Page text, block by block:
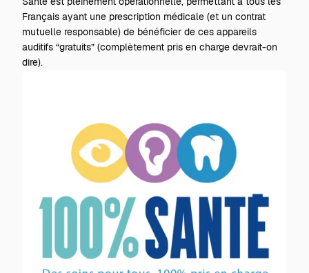
Français ayant une prescription médicale (et un contrat
mutuelle responsable) de bénéficier de ces appareils
auditifs “gratuits” (complètement pris en charge devrait-on
dire).